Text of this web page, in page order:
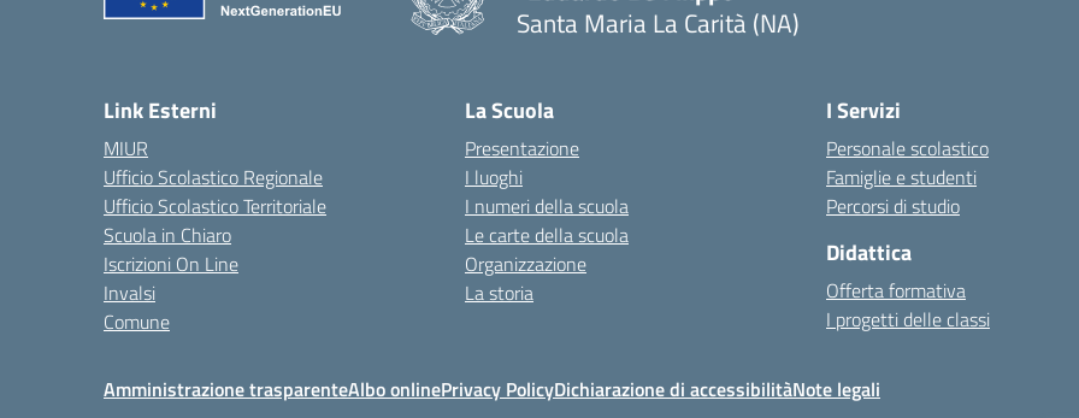
Santa Maria La Carità (NA)
Link Esterni
MIUR
Ufficio Scolastico Regionale
Ufficio Scolastico Territoriale
Scuola in Chiaro
Iscrizioni On Line
Invalsi
Comune
La Scuola
Presentazione
I luoghi
I numeri della scuola
Le carte della scuola
Organizzazione
La storia
I Servizi
Personale scolastico
Famiglie e studenti
Percorsi di studio
Didattica
Offerta formativa
I progetti delle classi
Amministrazione trasparenteAlbo onlinePrivacy PolicyDichiarazione di accessibilitàNote legali